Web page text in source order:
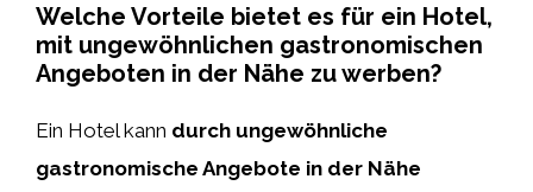
Welche Vorteile bietet es für ein Hotel,
mit ungewöhnlichen gastronomischen
Angeboten in der Nähe zu werben?
Ein Hotel kann durch ungewöhnliche
gastronomische Angebote in der Nähe